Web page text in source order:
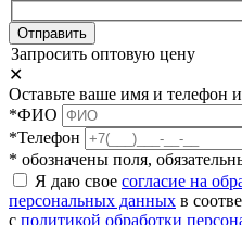
Отправить
Запросить оптовую цену
✕
Оставьте ваше имя и телефон
*ФИО
*Телефон
* обозначены поля,
Я даю свое согласие на
персональных данных в
с политикой обработки